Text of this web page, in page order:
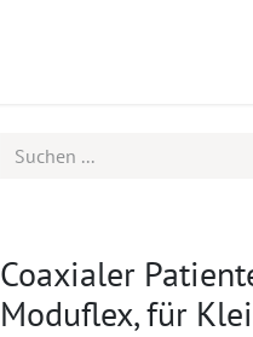
Coaxialer
Moduflex, für